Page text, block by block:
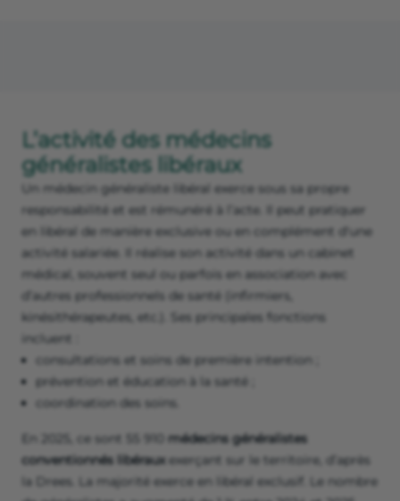
L’activité des médecins
généralistes libéraux
Un médecin généraliste libéral exerce sous sa propre
responsabilité et est rémunéré à l’acte. Il peut pratiquer
en libéral de manière exclusive ou en complément d'une
activité salariée. Il réalise son activité dans un cabinet
médical, souvent seul ou parfois en association avec
d’autres professionnels de santé (infirmiers,
kinésithérapeutes, etc.). Ses principales fonctions
incluent :
consultations et soins de première intention ;
prévention et éducation à la santé ;
coordination des soins.
En 2025, ce sont 55 910
médecins généralistes
conventionnés libérauxexerçant sur le territoire, d’après
la Drees. La majorité exerce en libéral exclusif. Le nombre